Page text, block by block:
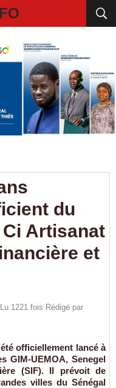
du
Artisanat
et
1221 fois Rédigé par
officiellement lancé à
GIM-UEMOA, Senegel
(SIF). Il prévoit de
villes du Sénégal